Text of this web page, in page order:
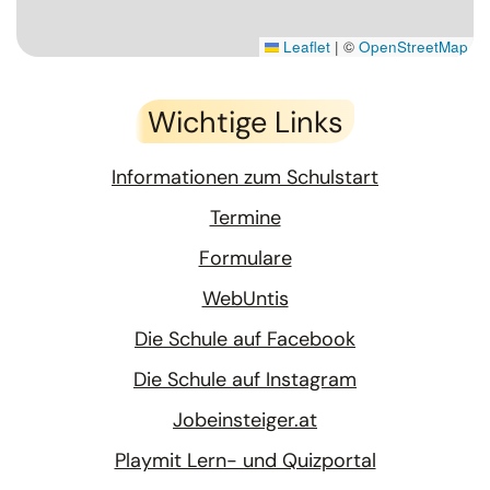
Leaflet | © OpenStreetMap
Wichtige Links
Informationen zum Schulstart
Termine
Formulare
WebUntis
Die Schule auf Facebook
Die Schule auf Instagram
Jobeinsteiger.at
Playmit Lern- und Quizportal